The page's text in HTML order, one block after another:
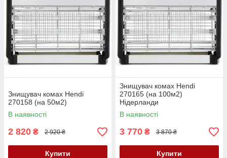
Знищувач комах Hendi
270158 (на 50м2)
В наявності
2 820 ₴ 2 920 ₴
Купити
Знищувач комах Hendi
270165 (на 100м2)
Нідерланди
В наявності
3 770 ₴ 3 870 ₴
Купити